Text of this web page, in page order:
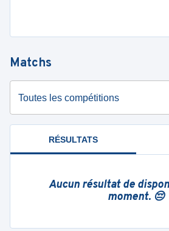
Matchs
Toutes les compétitions
RÉSULTATS
Aucun résultat de
moment. 😔